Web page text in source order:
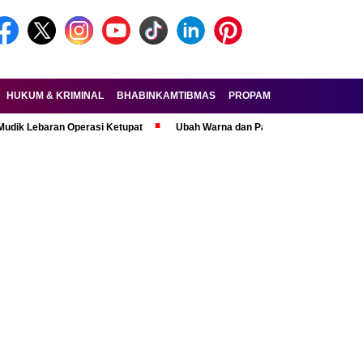
HUKUM & KRIMINAL BHABINKAMTIBMAS PROPAM
Operasi Ketupat Ubah Warna dan Pasang Pelat Palsu, Pelaku